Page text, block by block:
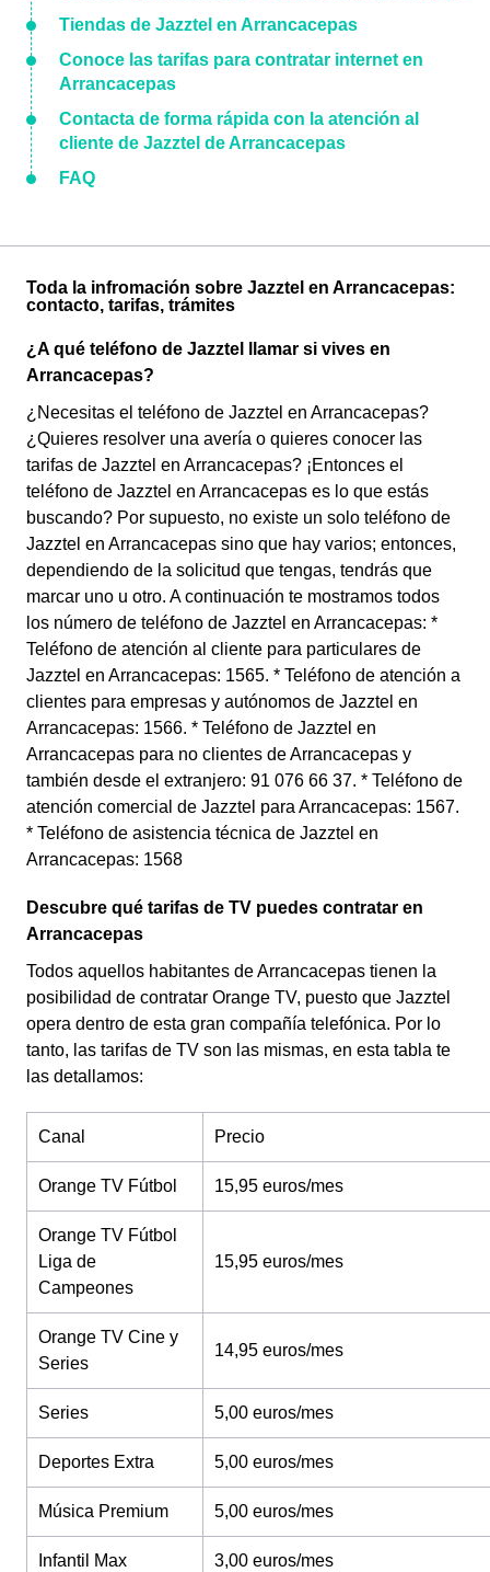
Tiendas de Jazztel en Arrancacepas
Conoce las tarifas para contratar internet en
Arrancacepas
Contacta de forma rápida con la atención al
cliente de Jazztel de Arrancacepas
FAQ
Toda la infromación sobre Jazztel en Arrancacepas:
contacto, tarifas, trámites
¿A qué teléfono de Jazztel llamar si vives en
Arrancacepas?
¿Necesitas el teléfono de Jazztel en Arrancacepas?
¿Quieres resolver una avería o quieres conocer las
tarifas de Jazztel en Arrancacepas? ¡Entonces el
teléfono de Jazztel en Arrancacepas es lo que estás
buscando? Por supuesto, no existe un solo teléfono de
Jazztel en Arrancacepas sino que hay varios; entonces,
dependiendo de la solicitud que tengas, tendrás que
marcar uno u otro. A continuación te mostramos todos
los número de teléfono de Jazztel en Arrancacepas: *
Teléfono de atención al cliente para particulares de
Jazztel en Arrancacepas: 1565. * Teléfono de atención a
clientes para empresas y autónomos de Jazztel en
Arrancacepas: 1566. * Teléfono de Jazztel en
Arrancacepas para no clientes de Arrancacepas y
también desde el extranjero: 91 076 66 37. * Teléfono de
atención comercial de Jazztel para Arrancacepas: 1567.
* Teléfono de asistencia técnica de Jazztel en
Arrancacepas: 1568
Descubre qué tarifas de TV puedes contratar en
Arrancacepas
Todos aquellos habitantes de Arrancacepas tienen la
posibilidad de contratar Orange TV, puesto que Jazztel
opera dentro de esta gran compañía telefónica. Por lo
tanto, las tarifas de TV son las mismas, en esta tabla te
las detallamos:
Canal Precio
Orange TV Fútbol 15,95 euros/mes
Orange TV Fútbol
Liga de
Campeones
15,95 euros/mes
Orange TV Cine y
Series
14,95 euros/mes
Series 5,00 euros/mes
Deportes Extra 5,00 euros/mes
Música Premium 5,00 euros/mes
Infantil Max 3,00 euros/mes